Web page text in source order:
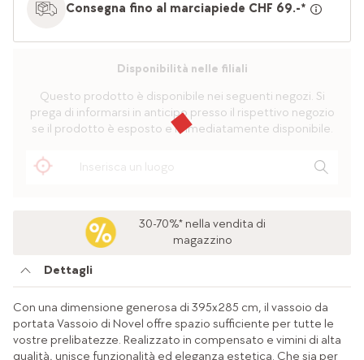
Consegna fino al marciapiede CHF 69.-*
Disponibilità nelle filiali
Questo prodotto è disponibile nei seguenti negozi. Si
prega di informarsi in anticipo presso il rispettivo negozio
se il prodotto è esposto e immediatamente disponibile.
30-70%* nella vendita di
magazzino
Dettagli
Con una dimensione generosa di 395x285 cm, il vassoio da
portata Vassoio di Novel offre spazio sufficiente per tutte le
vostre prelibatezze. Realizzato in compensato e vimini di alta
qualità, unisce funzionalità ed eleganza estetica. Che sia per